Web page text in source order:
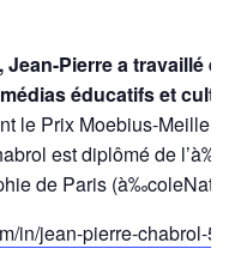
Pierre a travaillé
éducatifs et
le Prix Moebius-Meilleur
est diplômé de
de Paris
in/jean-pierre-chabrol-